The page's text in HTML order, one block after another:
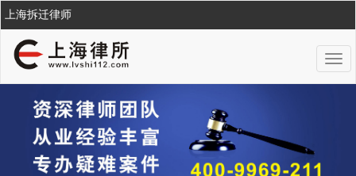
上海拆迁律师